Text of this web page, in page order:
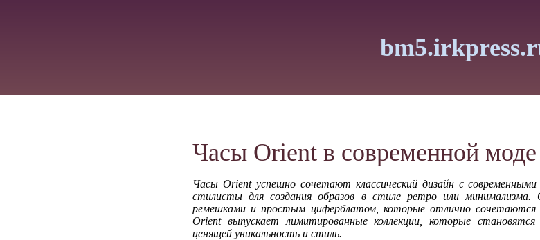
Часы Orient в современной моде
Часы Orient успешно сочетают классический дизайн с
стилисты для создания образов в стиле ретро или
ремешками и простым циферблатом, которые отлично
Orient выпускает лимитированные коллекции, которые
ценящей уникальность и стиль.